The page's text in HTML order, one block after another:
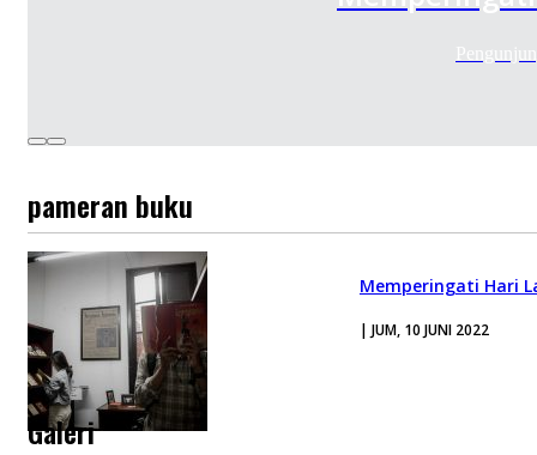
pameran buku
Memperingati Hari
| JUM, 10 JUNI 2022
Galeri